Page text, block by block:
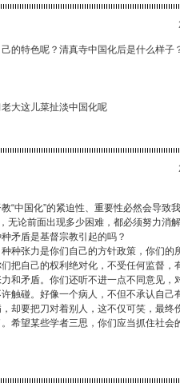
的特色呢？清真寺中国化后是什么样子
大这儿菜扯淡中国化呢
“中国化”的紧迫性、重要性必然会导致
无论前面出现多少困难，都必须努力消
矛盾是基督宗教引起的吗？
种张力是你们自己的方针政策，你们的
把自己的权利绝对化，不受任何监督，
和矛盾。你们还听不进一点不同意见，
触碰。好像一个病人，不但不承认自己
却要把刀对着别人，这不仅可笑，最终
希望某些学者三思，你们应当抓住社会